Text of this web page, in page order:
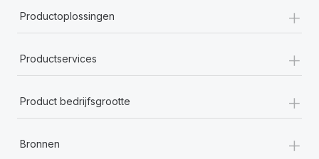
Productoplossingen +
Productservices +
Product bedrijfsgrootte +
Bronnen +